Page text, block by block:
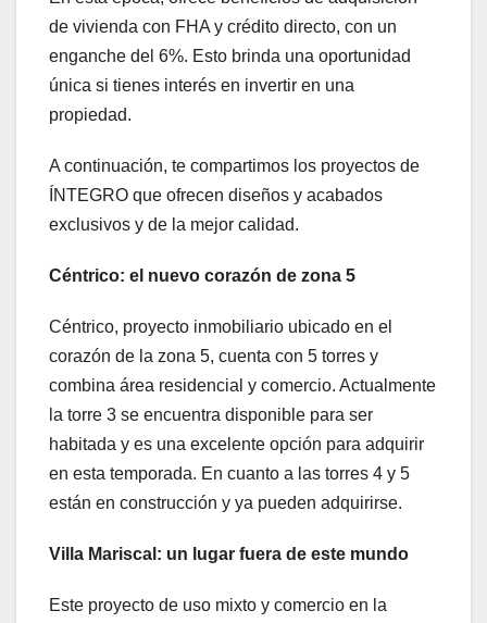
de vivienda con FHA y crédito directo, con un
enganche del 6%. Esto brinda una oportunidad
única si tienes interés en invertir en una
propiedad.
A continuación, te compartimos los proyectos de
ÍNTEGRO que ofrecen diseños y acabados
exclusivos y de la mejor calidad.
Céntrico: el nuevo corazón de zona 5
Céntrico, proyecto inmobiliario ubicado en el
corazón de la zona 5, cuenta con 5 torres y
combina área residencial y comercio. Actualmente
la torre 3 se encuentra disponible para ser
habitada y es una excelente opción para adquirir
en esta temporada. En cuanto a las torres 4 y 5
están en construcción y ya pueden adquirirse.
Villa Mariscal: un lugar fuera de este mundo
Este proyecto de uso mixto y comercio en la